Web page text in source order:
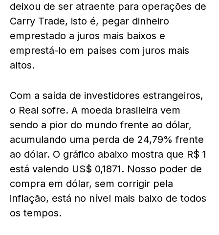
deixou de ser atraente para operações de
Carry Trade, isto é, pegar dinheiro
emprestado a juros mais baixos e
emprestá-lo em países com juros mais
altos.
Com a saída de investidores estrangeiros,
o Real sofre. A moeda brasileira vem
sendo a pior do mundo frente ao dólar,
acumulando uma perda de 24,79% frente
ao dólar. O gráfico abaixo mostra que R$ 1
está valendo US$ 0,1871. Nosso poder de
compra em dólar, sem corrigir pela
inflação, está no nível mais baixo de todos
os tempos.